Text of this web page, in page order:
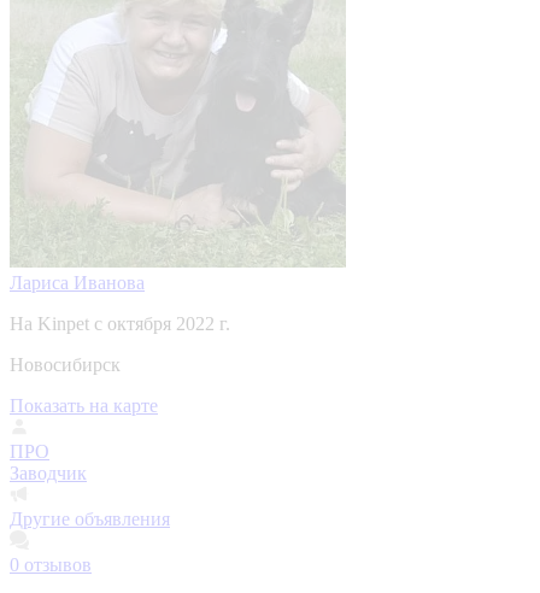
Лариса Иванова
На Kinpet c октября 2022 г.
Новосибирск
Показать на карте
ПРО
Заводчик
Другие объявления
0 отзывов